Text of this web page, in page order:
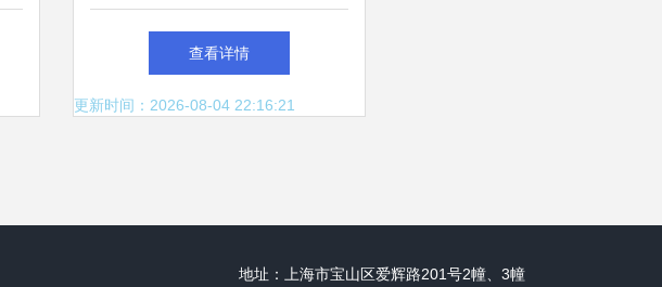
中央空调助推行业技术升级
查看详情
更新时间：2026-08-04 22:16:21
地址：上海市宝山区爱辉路201号2幢、3幢